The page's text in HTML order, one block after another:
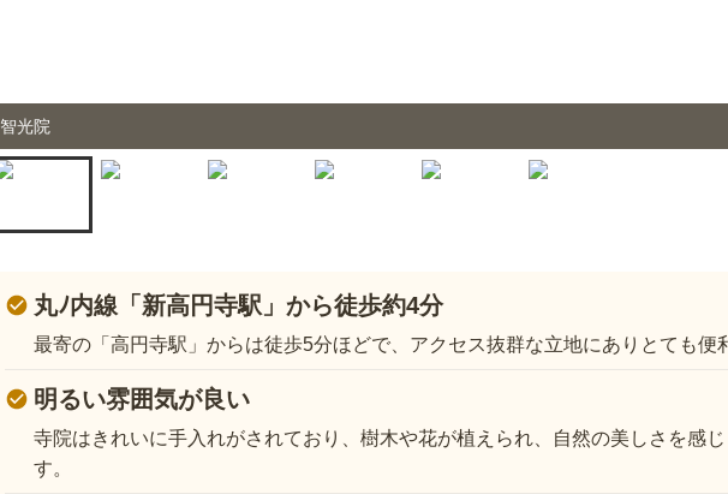
智光院
丸ﾉ内線「新高円寺駅」から徒歩約4分
最寄の「高円寺駅」からは徒歩5分ほどで、アクセス抜群な立地にありとても便
明るい雰囲気が良い
寺院はきれいに手入れがされており、樹木や花が植えられ、自然の美しさを感
す。